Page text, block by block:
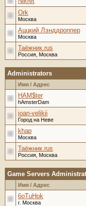
Ork
Москва
Аццкий Лэнддроппер
Москва
Таёжник.rus
Россия, Москва
Administrators
Имя / Адрес
HAM$ter
hAmsterDam
ioan-velikii
Город на Неве
khap
Москва
Таёжник.rus
Россия, Москва
Game Servers
Имя / Адрес
6oTuHok
г. Москва